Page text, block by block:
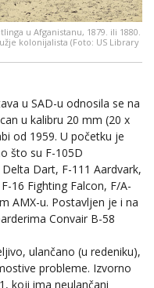
u Afganistanu, 1879. ili 1880.
kolonijalista (Foto: US Library
u SAD-u odnosila se na
u kalibru 20 mm (20 x
od 1959. U početku je
što su F-105D
Dart, F-111 Aardvark,
16 Fighting Falcon, F/A-
AMX-u. Postavljen je i na
Convair B-58
ulančano (u redeniku),
probleme. Izvorno
koji ima neulančani